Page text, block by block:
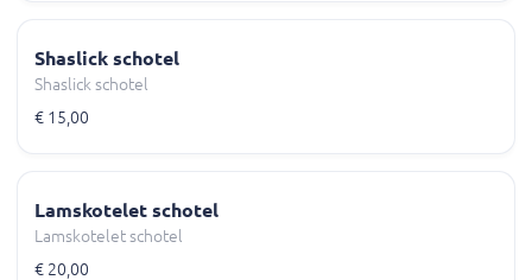
Shaslick schotel
Shaslick schotel
€ 15,00
Lamskotelet schotel
Lamskotelet schotel
€ 20,00